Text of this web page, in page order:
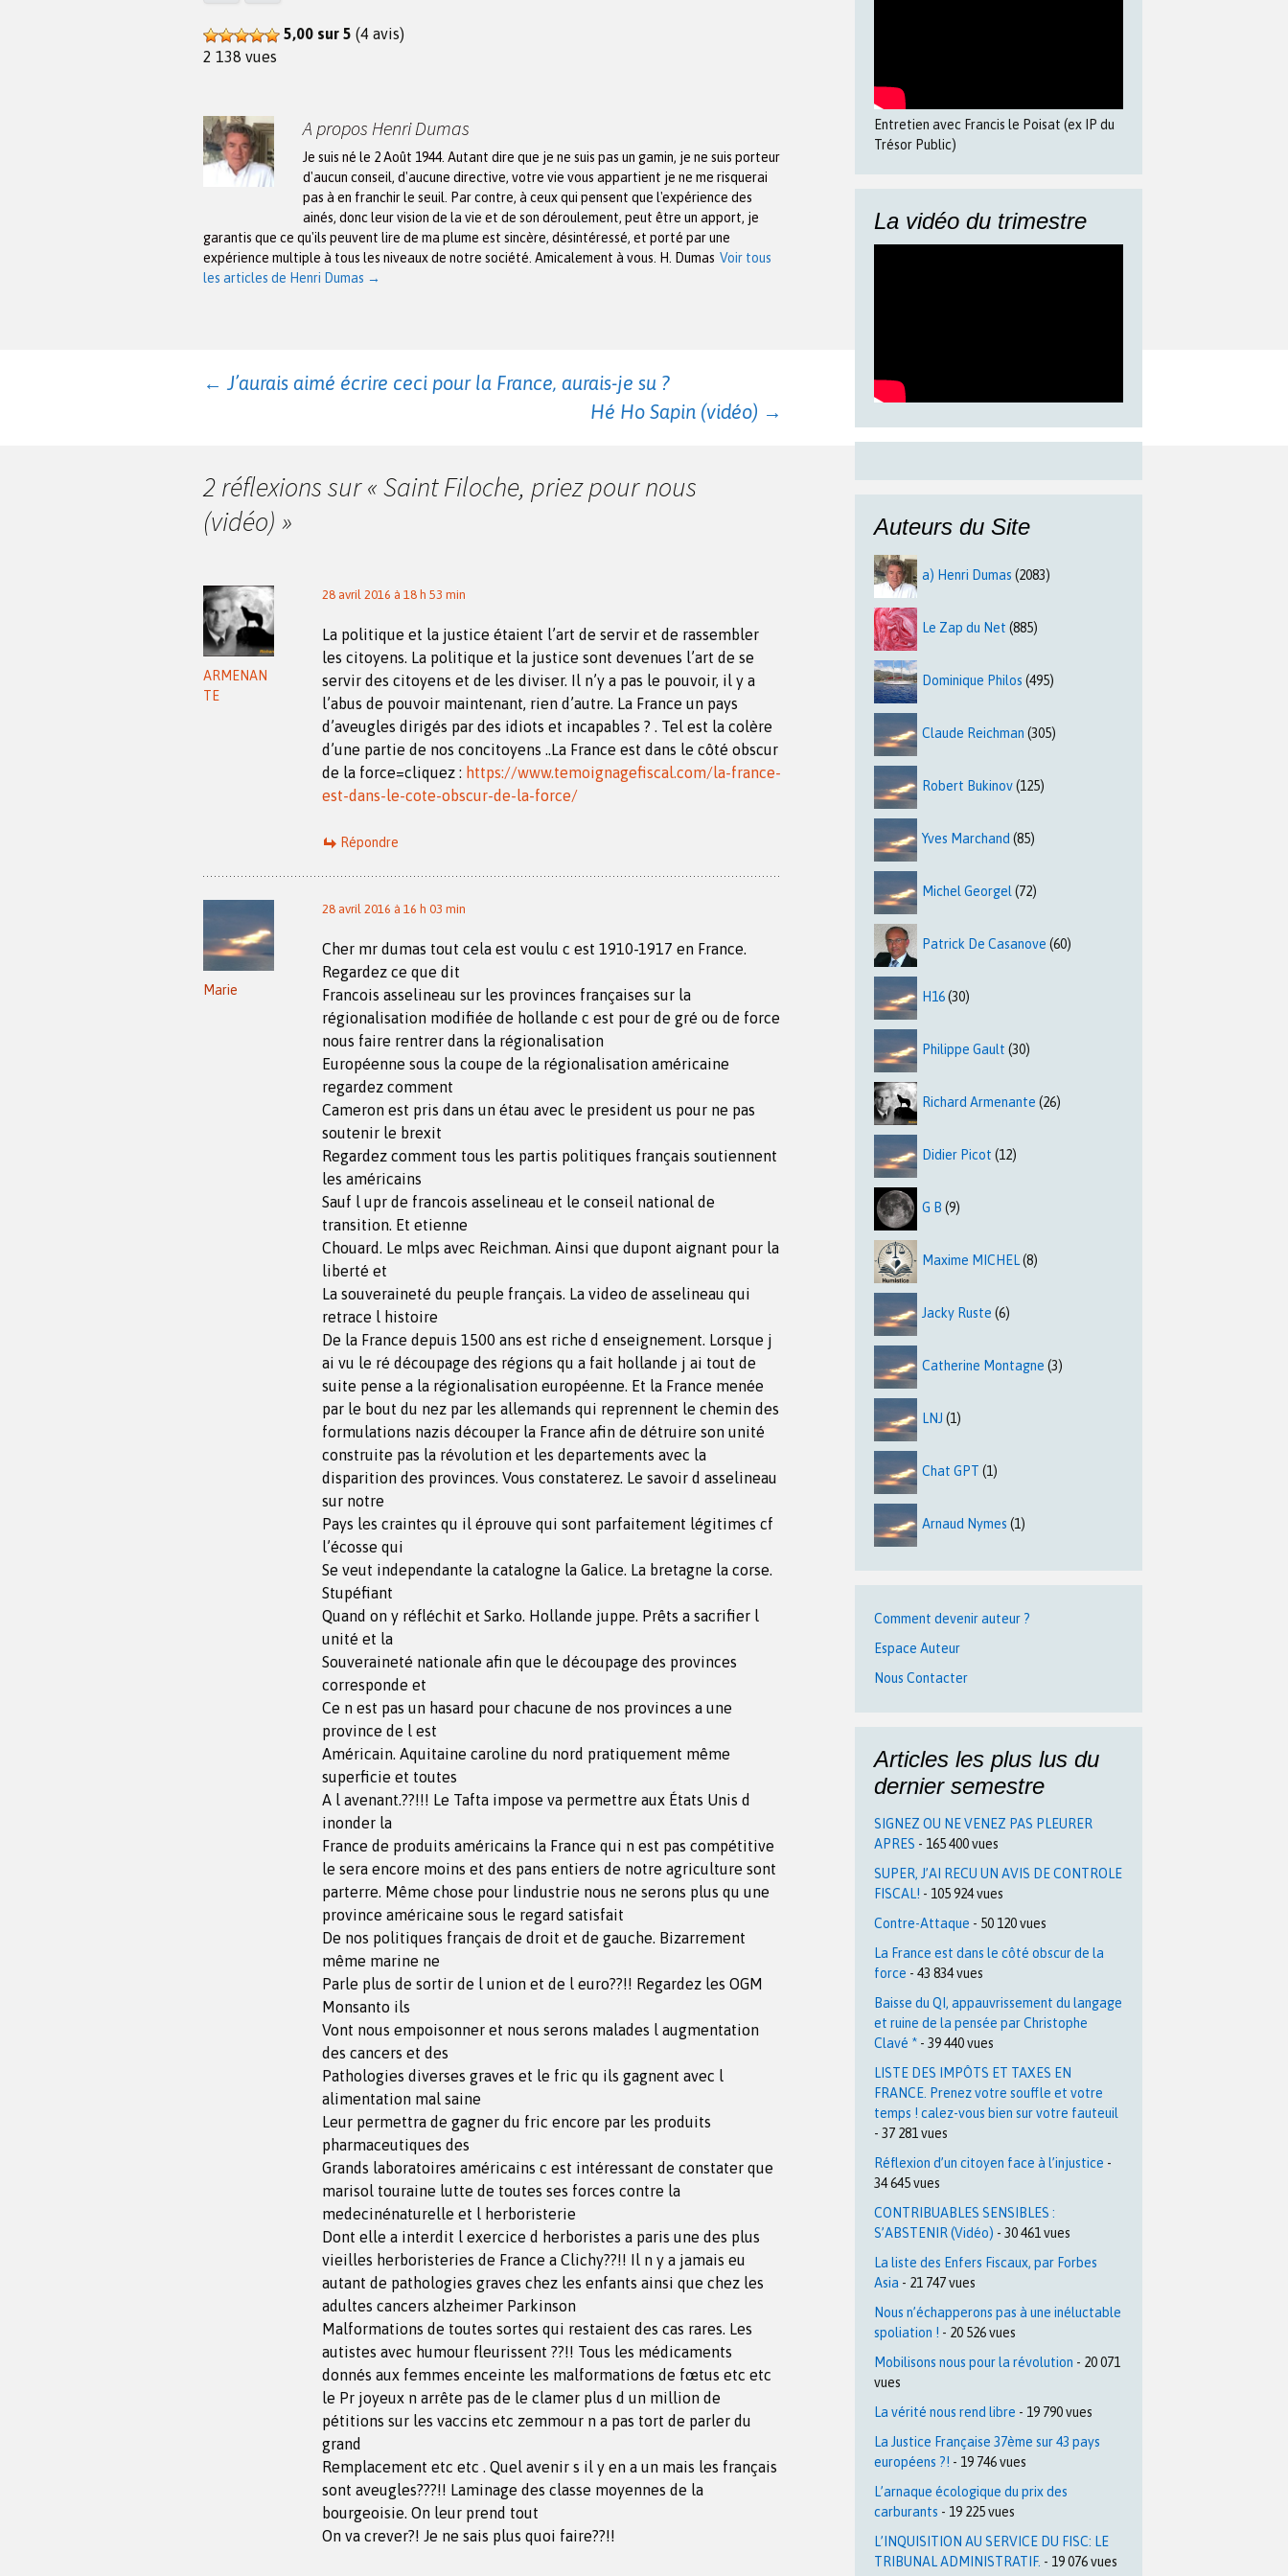
5,00 sur 5 (4 avis)
2 138 vues
A propos Henri Dumas
Je suis né le 2 Août 1944. Autant dire que je ne suis pas un gamin, je ne suis porteur
d'aucun conseil, d'aucune directive, votre vie vous appartient je ne me risquerai
pas à en franchir le seuil. Par contre, à ceux qui pensent que l'expérience des
ainés, donc leur vision de la vie et de son déroulement, peut être un apport, je
garantis que ce qu'ils peuvent lire de ma plume est sincère, désintéressé, et porté par une
expérience multiple à tous les niveaux de notre société. Amicalement à vous. H. Dumas Voir tous
les articles de Henri Dumas →
Navigation
← J’aurais aimé écrire ceci pour la France, aurais-je su ?
Hé Ho Sapin (vidéo) →
2 réflexions sur «Saint Filoche, priez pour nous
(vidéo) »
ARMENAN
TE
28 avril 2016 à 18 h 53 min
La politique et la justice étaient l’art de servir et de rassembler
les citoyens. La politique et la justice sont devenues l’art de se
servir des citoyens et de les diviser. Il n’y a pas le pouvoir, il y a
l’abus de pouvoir maintenant, rien d’autre. La France un pays
d’aveugles dirigés par des idiots et incapables ? . Tel est la colère
d’une partie de nos concitoyens ..La France est dans le côté obscur
de la force=cliquez : https://www.temoignagefiscal.com/la-france-
est-dans-le-cote-obscur-de-la-force/
Répondre
Marie
28 avril 2016 à 16 h 03 min
Cher mr dumas tout cela est voulu c est 1910-1917 en France.
Regardez ce que dit
Francois asselineau sur les provinces françaises sur la
régionalisation modifiée de hollande c est pour de gré ou de force
nous faire rentrer dans la régionalisation
Européenne sous la coupe de la régionalisation américaine
regardez comment
Cameron est pris dans un étau avec le president us pour ne pas
soutenir le brexit
Regardez comment tous les partis politiques français soutiennent
les américains
Sauf l upr de francois asselineau et le conseil national de
transition. Et etienne
Chouard. Le mlps avec Reichman. Ainsi que dupont aignant pour la
liberté et
La souveraineté du peuple français. La video de asselineau qui
retrace l histoire
De la France depuis 1500 ans est riche d enseignement. Lorsque j
ai vu le ré découpage des régions qu a fait hollande j ai tout de
suite pense a la régionalisation européenne. Et la France menée
par le bout du nez par les allemands qui reprennent le chemin des
formulations nazis découper la France afin de détruire son unité
construite pas la révolution et les departements avec la
disparition des provinces. Vous constaterez. Le savoir d asselineau
sur notre
Pays les craintes qu il éprouve qui sont parfaitement légitimes cf
l’écosse qui
Se veut independante la catalogne la Galice. La bretagne la corse.
Stupéfiant
Quand on y réfléchit et Sarko. Hollande juppe. Prêts a sacrifier l
unité et la
Souveraineté nationale afin que le découpage des provinces
corresponde et
Ce n est pas un hasard pour chacune de nos provinces a une
province de l est
Américain. Aquitaine caroline du nord pratiquement même
superficie et toutes
A l avenant.??!!! Le Tafta impose va permettre aux États Unis d
inonder la
France de produits américains la France qui n est pas compétitive
le sera encore moins et des pans entiers de notre agriculture sont
parterre. Même chose pour lindustrie nous ne serons plus qu une
province américaine sous le regard satisfait
De nos politiques français de droit et de gauche. Bizarrement
même marine ne
Parle plus de sortir de l union et de l euro??!! Regardez les OGM
Monsanto ils
Vont nous empoisonner et nous serons malades l augmentation
des cancers et des
Pathologies diverses graves et le fric qu ils gagnent avec l
alimentation mal saine
Leur permettra de gagner du fric encore par les produits
pharmaceutiques des
Grands laboratoires américains c est intéressant de constater que
marisol touraine lutte de toutes ses forces contre la
medecinénaturelle et l herboristerie
Dont elle a interdit l exercice d herboristes a paris une des plus
vieilles herboristeries de France a Clichy??!! Il n y a jamais eu
autant de pathologies graves chez les enfants ainsi que chez les
adultes cancers alzheimer Parkinson
Malformations de toutes sortes qui restaient des cas rares. Les
autistes avec humour fleurissent ??!! Tous les médicaments
donnés aux femmes enceinte les malformations de fœtus etc etc
le Pr joyeux n arrête pas de le clamer plus d un million de
pétitions sur les vaccins etc zemmour n a pas tort de parler du
grand
Remplacement etc etc . Quel avenir s il y en a un mais les français
sont aveugles???!! Laminage des classe moyennes de la
bourgeoisie. On leur prend tout
On va crever?! Je ne sais plus quoi faire??!!
Entretien avec Francis le Poisat (ex IP du
Trésor Public)
La vidéo du trimestre
Auteurs du Site
a) Henri Dumas (2083)
Le Zap du Net (885)
Dominique Philos (495)
Claude Reichman (305)
Robert Bukinov(125)
Yves Marchand (85)
Michel Georgel (72)
Patrick De Casanove (60)
H16(30)
Philippe Gault (30)
Richard Armenante (26)
Didier Picot (12)
G B (9)
Maxime MICHEL(8)
Jacky Ruste (6)
Catherine Montagne (3)
LNJ (1)
Chat GPT (1)
Arnaud Nymes (1)
Comment devenir auteur ?
Espace Auteur
Nous Contacter
Articles les plus lus du
dernier semestre
SIGNEZ OU NE VENEZ PAS PLEURER
APRES - 165 400 vues
SUPER, J’AI RECU UN AVIS DE CONTROLE
FISCAL! - 105 924 vues
Contre-Attaque - 50 120 vues
La France est dans le côté obscur de la
force - 43 834 vues
Baisse du QI, appauvrissement du langage
et ruine de la pensée par Christophe
Clavé * - 39 440 vues
LISTE DES IMPÔTS ET TAXES EN
FRANCE. Prenez votre souffle et votre
temps ! calez-vous bien sur votre fauteuil
- 37 281 vues
Réflexion d’un citoyen face à l’injustice -
34 645 vues
CONTRIBUABLES SENSIBLES :
S’ABSTENIR (Vidéo) - 30 461 vues
La liste des Enfers Fiscaux, par Forbes
Asia - 21 747 vues
Nous n’échapperons pas à une inéluctable
spoliation ! - 20 526 vues
Mobilisons nous pour la révolution - 20 071
vues
La vérité nous rend libre - 19 790 vues
La Justice Française 37ème sur 43 pays
européens ?! - 19 746 vues
L’arnaque écologique du prix des
carburants - 19 225 vues
L’INQUISITION AU SERVICE DU FISC: LE
TRIBUNAL ADMINISTRATIF. - 19 076 vues